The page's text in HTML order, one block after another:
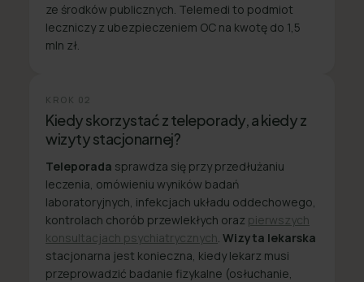
ze środków publicznych. Telemedi to podmiot
leczniczy z ubezpieczeniem OC na kwotę do 1,5
mln zł.
KROK 02
Kiedy skorzystać z teleporady, a kiedy z
wizyty stacjonarnej?
Teleporada sprawdza się przy przedłużaniu
leczenia, omówieniu wyników badań
laboratoryjnych, infekcjach układu oddechowego,
kontrolach chorób przewlekłych oraz pierwszych
konsultacjach psychiatrycznych Wizyta lekarska
stacjonarna jest konieczna, kiedy lekarz musi
przeprowadzić badanie fizykalne (osłuchanie,